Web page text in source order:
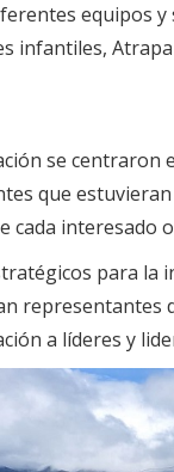
equipos
infantiles,
se
que
cada interesado
para la
representantes
a líderes y